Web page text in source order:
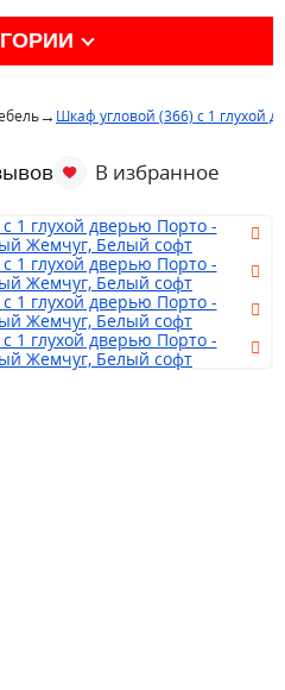
Отзывы
→ Шкаф угловой (366) с 1 глухой